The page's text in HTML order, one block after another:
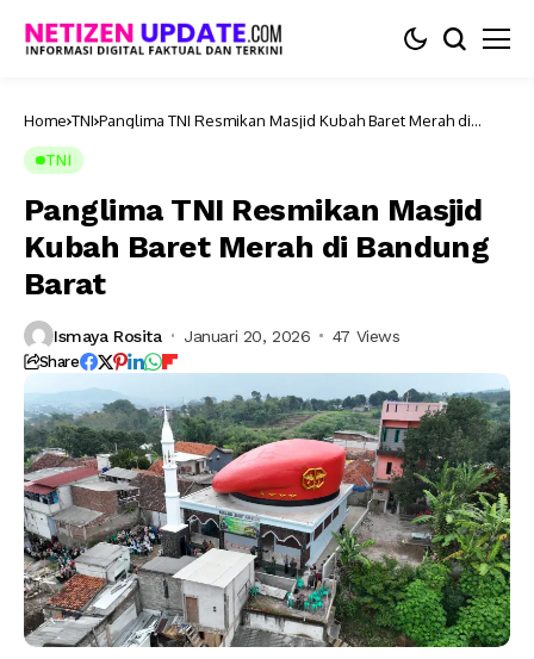
Home TNI Panglima TNI Resmikan Masjid Kubah Baret Merah di
TNI
Panglima TNI Resmikan Masjid
Kubah Baret Merah di Bandung
Barat
Ismaya Rosita Januari 20, 2026 47 Views
Share